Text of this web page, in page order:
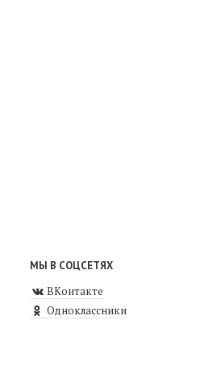
МЫ В СОЦСЕТЯХ
ВКонтакте
Одноклассники